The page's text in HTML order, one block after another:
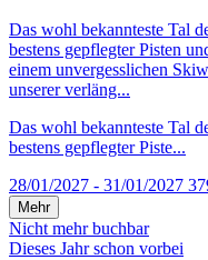
Das wohl bekannteste Tal
bestens gepflegter Pisten
einem unvergesslichen
unserer verläng...
Das wohl bekannteste Tal
bestens gepflegter Piste...
28/01/2027 - 31/01/2027
Mehr
Nicht mehr buchbar
Dieses Jahr schon vorbei